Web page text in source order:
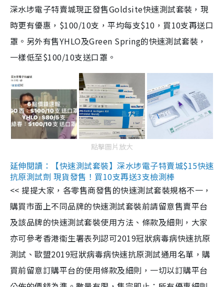
深水埗電子特賣城現正發售Goldsite快速測試套裝，現
時更有優惠，$100/10支，平均每支$10，買10支再送口
罩。另外有售YHLO及Green Spring的快速測試套裝，
一樣低至$100/10支送口罩。
點擊圖片放大
延伸閱讀：【快速測試套裝】深水埗電子特賣城$15快速
抗原測試劑 現貨發售！買10支再送3支檢測棒
<< 提提大家，各零售商發售的快速測試套裝規格不一，
購買市面上不同品牌的快速測試套裝前請留意售賣平台
及該品牌的快速測試套裝使用方法、條款及細則，大家
亦可參考香港衞生署表列認可2019冠狀病毒病快速抗原
測試、歐盟2019冠狀病毒病快速抗原測試通用名單，購
買前留意訂購平台的使用條款及細則，一切以訂購平台